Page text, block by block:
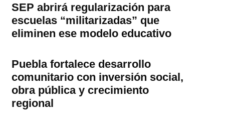
SEP abrirá regularización para
escuelas “militarizadas” que
eliminen ese modelo educativo
Puebla fortalece desarrollo
comunitario con inversión social,
obra pública y crecimiento
regional